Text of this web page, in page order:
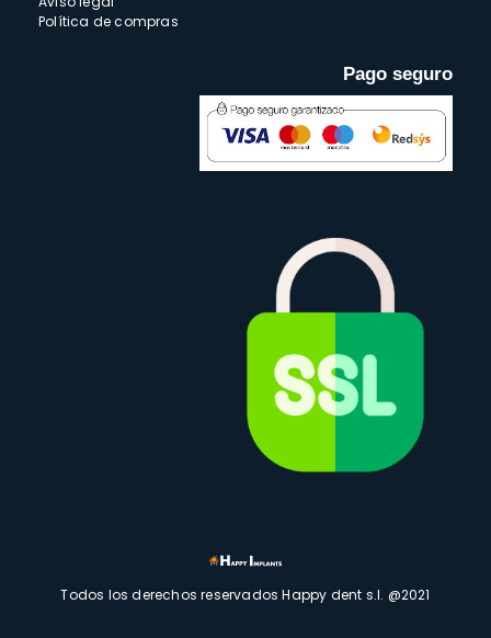
Política de compras
Pago seguro
Todos los derechos reservados Happy dent s.l. @2021